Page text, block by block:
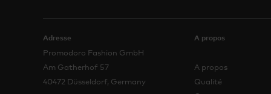
Adresse
Promodoro Fashion GmbH
Am Gatherhof 57
40472 Düsseldorf, Germany
A propos
A propos
Qualité